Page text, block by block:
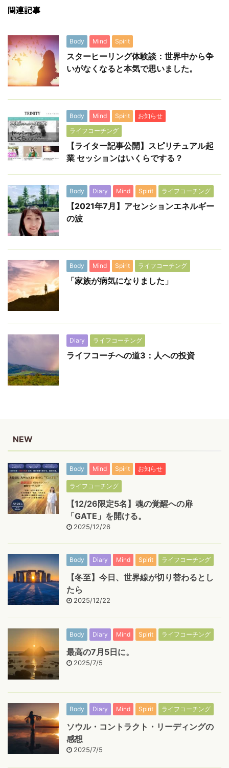
関連記事
Body Mind Spirit
スターヒーリング体験談：世界中から争
いがなくなると本気で思いました。
Body Mind Spirit
お知らせ
ライフコーチング
【ライター記事公開】スピリチュアル起
業 セッションはいくらでする？
Body Diary Mind Spirit ライフコーチング
【2021年7月】アセンションエネルギー
の波
Body Mind Spirit ライフコーチング
「家族が病気になりました」
Diary ライフコーチング
ライフコーチへの道3：人への投資
NEW
Body Mind Spirit お知らせ
ライフコーチング
【12/26限定5名】魂の覚醒への扉
「GATE」を開ける。
2025/12/26
Body Diary Mind Spirit ライフコーチング
【冬至】今日、世界線が切り替わるとし
たら
2025/12/22
Body Diary Mind Spirit ライフコーチング
最高の7月5日に。
2025/7/5
Body Diary Mind Spirit ライフコーチング
ソウル・コントラクト・リーディングの
感想
2025/7/5